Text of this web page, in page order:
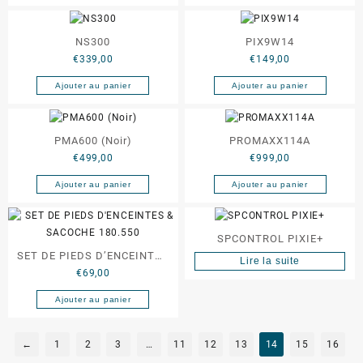
NS300
€339,00
Ajouter au panier
PIX9W14
€149,00
Ajouter au panier
PMA600 (Noir)
€499,00
Ajouter au panier
PROMAXX114A
€999,00
Ajouter au panier
SET DE PIEDS D’ENCEINTES
& SACOCHE 180.550
€69,00
Ajouter au panier
SPCONTROL PIXIE+
Lire la suite
← 1 2 3 … 11 12 13 14 15 16